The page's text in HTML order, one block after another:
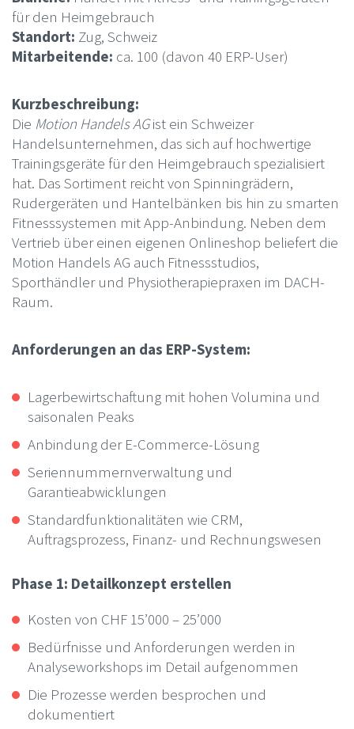
für den Heimgebrauch
Standort: Zug, Schweiz
Mitarbeitende: ca. 100 (davon 40 ERP-User)
Kurzbeschreibung:
Die Motion Handels AGist ein Schweizer
Handelsunternehmen, das sich auf hochwertige
Trainingsgeräte für den Heimgebrauch spezialisiert
hat. Das Sortiment reicht von Spinningrädern,
Rudergeräten und Hantelbänken bis hin zu smarten
Fitnesssystemen mit App-Anbindung. Neben dem
Vertrieb über einen eigenen Onlineshop beliefert die
Motion Handels AG auch Fitnessstudios,
Sporthändler und Physiotherapiepraxen im DACH-
Raum.
Anforderungen an das ERP-System:
Lagerbewirtschaftung mit hohen Volumina und
saisonalen Peaks
Anbindung der E-Commerce-Lösung
Seriennummernverwaltung und
Garantieabwicklungen
Standardfunktionalitäten wie CRM,
Auftragsprozess, Finanz- und Rechnungswesen
Phase 1: Detailkonzept erstellen
Kosten von CHF 15’000 – 25’000
Bedürfnisse und Anforderungen werden in
Analyseworkshops im Detail aufgenommen
Die Prozesse werden besprochen und
dokumentiert